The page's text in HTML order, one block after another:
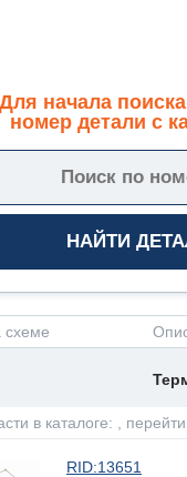
Для начала
номер детали с
в каталоге: , перейти
RID:13651